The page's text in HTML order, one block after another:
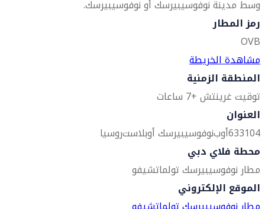
وسط مدينة نوفوسيبيرسك أو نوفوسيبيرسك.
رمز المطار
OVB
مشاهدة الخريطة
المنطقة الزمنية
توقيت غرينتش +7 ساعات
العنوان
633104أوبنوفوسيبيرسك أوبلاستروسيا
محطة فلاي دبي
مطار نوفوسيبيرسك تولماتشيفو
الموقع الإلكتروني